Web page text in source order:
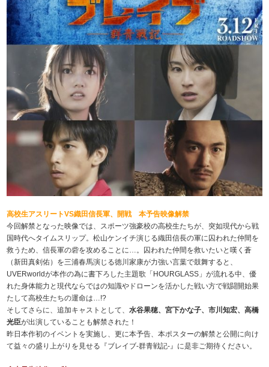
高校生アスリートVS織田信長軍、開戦 本予告映像解禁
今回解禁となった映像では、スポーツ強豪校の高校生たちが、突如現代から戦
国時代へタイムスリップ。松山ケンイチ演じる織田信長の軍に囚われた仲間を
救うため、信長軍の砦を攻めることに…。囚われた仲間を救いたいと嘆く蒼
（新田真剣佑）を三浦春馬演じる徳川家康が力強い言葉で鼓舞すると、
UVERworldが本作の為に書下ろした主題歌「HOURGLASS」が流れる中、優
れた身体能力と現代ならではの知識やドローンを活かした戦い方で戦闘開始果
たして高校生たちの運命は…!?
そしてさらに、追加キャストとして、水谷果穂、宮下かな子、市川知宏、高橋
光臣が出演していることも解禁された！
昨日本作初のイベントを実施し、更に本予告、本ポスターの解禁と公開に向け
て益々の盛り上がりを見せる『ブレイブ-群青戦記-』に是非ご期待ください。